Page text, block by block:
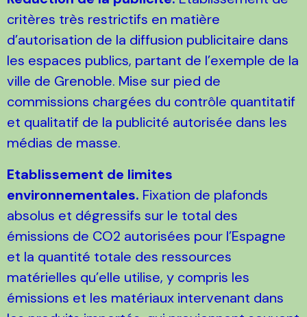
critères très restrictifs en matière
d’autorisation de la diffusion publicitaire dans
les espaces publics, partant de l’exemple de la
ville de Grenoble. Mise sur pied de
commissions chargées du contrôle quantitatif
et qualitatif de la publicité autorisée dans les
médias de masse.
Etablissement de limites
environnementales. Fixation de plafonds
absolus et dégressifs sur le total des
émissions de CO2 autorisées pour l’Espagne
et la quantité totale des ressources
matérielles qu’elle utilise, y compris les
émissions et les matériaux intervenant dans